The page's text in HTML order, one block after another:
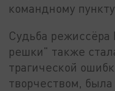
командному
Судьба
решки" также
трагической
творчеством,